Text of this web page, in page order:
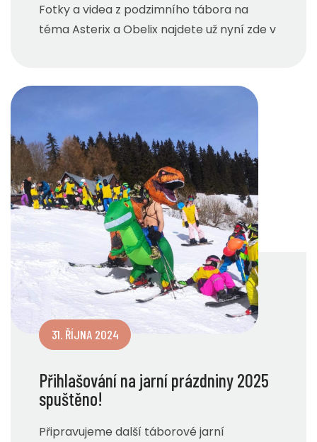
Fotky a videa z podzimního tábora na
téma Asterix a Obelix najdete už nyní zde v
31. ŘÍJNA 2024
Přihlašování na jarní prázdniny 2025
spuštěno!
Připravujeme další táborové jarní